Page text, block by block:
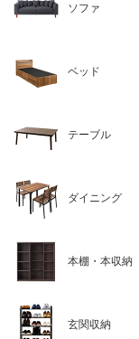
ソファ
ベッド
テーブル
ダイニング
本棚・本収納
玄関収納